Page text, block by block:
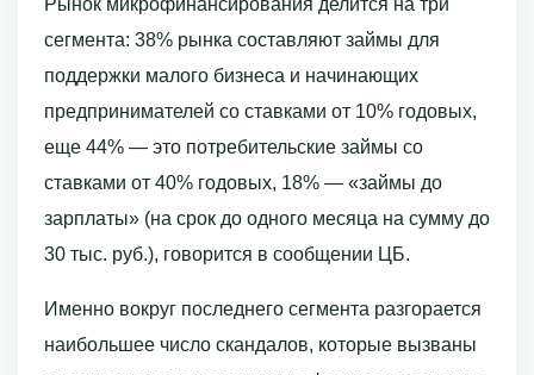
сегмента: 38% рынка составляют займы для
поддержки малого бизнеса и начинающих
предпринимателей со ставками от 10% годовых,
еще 44% — это потребительские займы со
ставками от 40% годовых, 18% — «займы до
зарплаты» (на срок до одного месяца на сумму до
30 тыс. руб.), говорится в сообщении ЦБ.
Именно вокруг последнего сегмента разгорается
наибольшее число скандалов, которые вызваны